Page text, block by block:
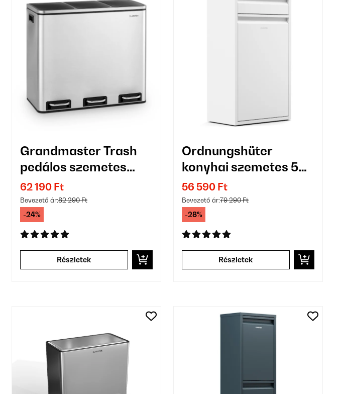
Grandmaster Trash
pedálos szemetes
kuka
62 190 Ft
Bevezető ár:82 290 Ft
-24%
Részletek
Ordnungshüter
konyhai szemetes 50
L
56 590 Ft
Bevezető ár:79 290 Ft
-28%
Részletek